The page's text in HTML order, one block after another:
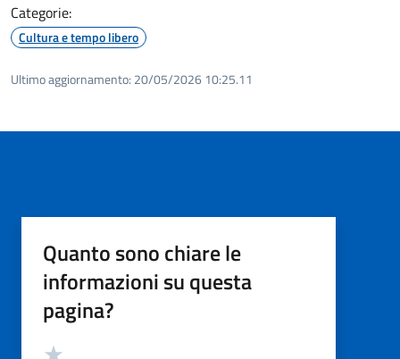
Categorie:
Cultura e tempo libero
Ultimo aggiornamento: 20/05/2026 10:25.11
Quanto sono chiare le
informazioni su questa
pagina?
Valutazione